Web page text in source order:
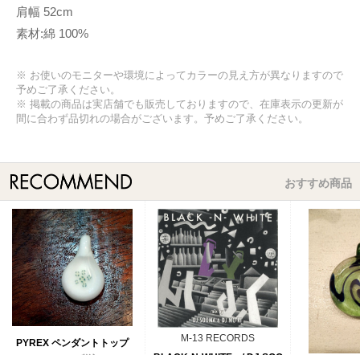
肩幅 52cm
素材:綿 100%
※ お使いのモニターや環境によってカラーの見え方が異なりますので
予めご了承ください。
※ 掲載の商品は実店舗でも販売しておりますので、在庫表示の更新が
間に合わず品切れの場合がございます。予めご了承ください。
おすすめ商品
PYREX ペンダントトップ
M-13 RECORDS